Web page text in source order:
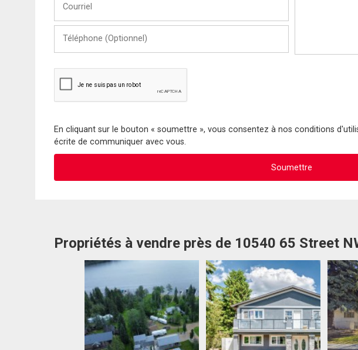
(Optionnel)
En cliquant sur le bouton « soumettre », vous consentez à nos conditions
écrite de communiquer avec vous.
Propriétés à vendre près de 10540 65 Street